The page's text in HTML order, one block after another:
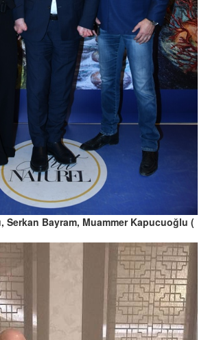
Serkan Bayram, Muammer Kapucuoğlu (